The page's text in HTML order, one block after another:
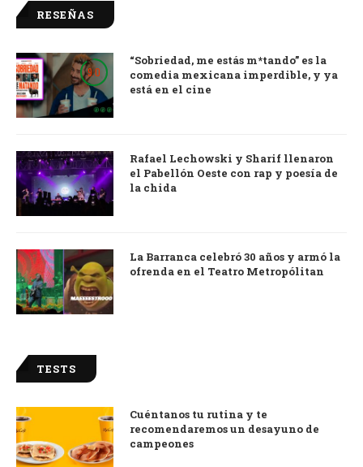
RESEÑAS
9.0
“Sobriedad, me estás m*tando” es la
comedia mexicana imperdible, y ya
está en el cine
Rafael Lechowski y Sharif llenaron
el Pabellón Oeste con rap y poesía de
la chida
La Barranca celebró 30 años y armó la
ofrenda en el Teatro Metropólitan
TESTS
Cuéntanos tu rutina y te
recomendaremos un desayuno de
campeones